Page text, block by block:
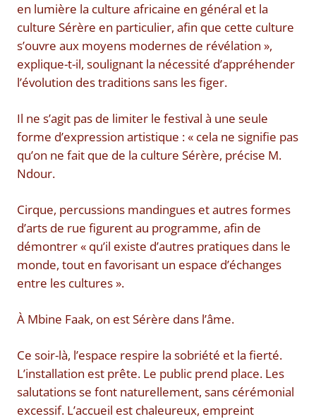
en lumière la culture africaine en général et la
culture Sérère en particulier, afin que cette culture
s’ouvre aux moyens modernes de révélation »,
explique-t-il, soulignant la nécessité d’appréhender
l’évolution des traditions sans les figer.
Il ne s’agit pas de limiter le festival à une seule
forme d’expression artistique : « cela ne signifie pas
qu’on ne fait que de la culture Sérère, précise M.
Ndour.
Cirque, percussions mandingues et autres formes
d’arts de rue figurent au programme, afin de
démontrer « qu’il existe d’autres pratiques dans le
monde, tout en favorisant un espace d’échanges
entre les cultures ».
À Mbine Faak, on est Sérère dans l’âme.
Ce soir-là, l’espace respire la sobriété et la fierté.
L’installation est prête. Le public prend place. Les
salutations se font naturellement, sans cérémonial
excessif. L’accueil est chaleureux, empreint